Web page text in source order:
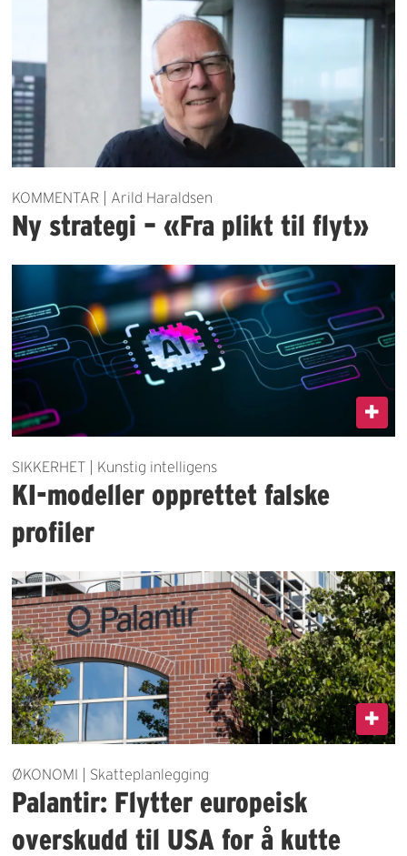
KOMMENTAR | Arild Haraldsen
Ny strategi – «Fra plikt til flyt»
SIKKERHET | Kunstig intelligens
KI-modeller opprettet falske
profiler
ØKONOMI | Skatteplanlegging
Palantir: Flytter europeisk
overskudd til USA for å kutte